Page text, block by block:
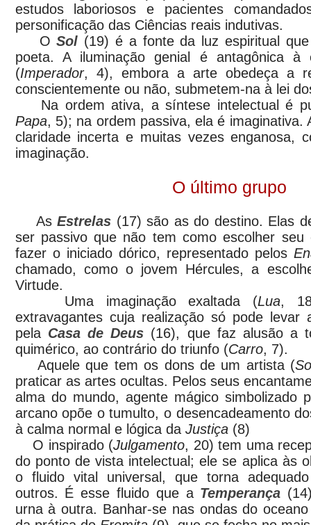
estudos laboriosos e pacientes
personificação das Ciências reais indutivas.
OSol (19) é a fonte da luz espiritual
poeta. A iluminação genial é antagônica à
(Imperador, 4), embora a arte obedeça a
conscientemente ou não, submetem-na à lei
Na ordem ativa, a síntese intelectual é
Papa, 5); na ordem passiva, ela é imaginativa.
claridade incerta e muitas vezes enganosa,
imaginação.
O último grupo
AsEstrelas (17) são as do destino. Elas
ser passivo que não tem como escolher seu
fazer o iniciado dórico, representado pelos
chamado, como o jovem Hércules, a
Virtude.
Uma imaginação exaltada (Lua,
extravagantes cuja realização só pode levar
pela Casa de Deus (16), que faz alusão a
quimérico, ao contrário do triunfo (Carro, 7).
Aquele que tem os dons de um artista (
praticar as artes ocultas. Pelos seus
alma do mundo, agente mágico simbolizado
arcano opõe o tumulto, o desencadeamento
à calma normal e lógica da Justiça(8)
O inspirado (Julgamento, 20) tem uma
do ponto de vista intelectual; ele se aplica às
o fluido vital universal, que torna
outros. É esse fluido que a Temperança
urna à outra. Banhar-se nas ondas do